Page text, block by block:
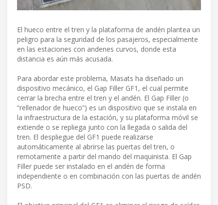
El hueco entre el tren y la plataforma de andén plantea un
peligro para la seguridad de los pasajeros, especialmente
en las estaciones con andenes curvos, donde esta
distancia es aún más acusada.
Para abordar este problema, Masats ha diseñado un
dispositivo mecánico, el Gap Filler GF1, el cual permite
cerrar la brecha entre el tren y el andén. El Gap Filler (o
“rellenador de hueco”) es un dispositivo que se instala en
la infraestructura de la estación, y su plataforma móvil se
extiende o se repliega junto con la llegada o salida del
tren. El despliegue del GF1 puede realizarse
automáticamente al abrirse las puertas del tren, o
remotamente a partir del mando del maquinista. El Gap
Filler puede ser instalado en el andén de forma
independiente o en combinación con las puertas de andén
PSD.